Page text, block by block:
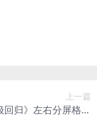
上一篇
归》左右分屏格式